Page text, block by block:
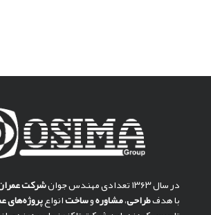
در سال ۱۳۶۳ تعدادی مهندس جوان شركت
با هدفطراحی،مشاورهوساختانواعپروژه‌های